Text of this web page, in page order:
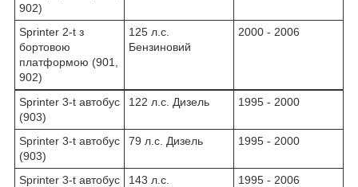
902)
Sprinter 2-t з
бортовою
платформою (901,
902)
125 л.с.
Бензиновий
2000 - 2006
Sprinter 3-t автобус
(903)
122 л.с. Дизель 1995 - 2000
Sprinter 3-t автобус
(903)
79 л.с. Дизель 1995 - 2000
Sprinter 3-t автобус
143 л.с.
1995 - 2006